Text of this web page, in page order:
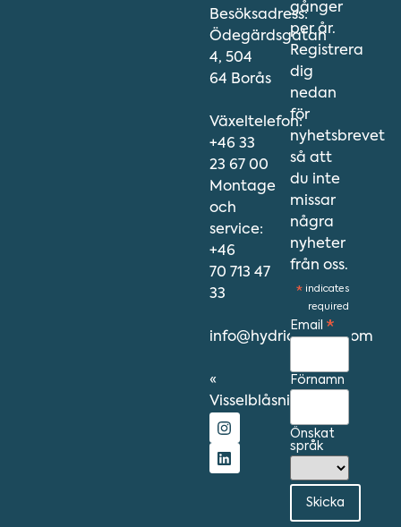
Besöksadress:
Ödegärdsgatan
4, 504
64 Borås
Växeltelefon:
+46 33
23 67 00
Montage
och
service:
+46
70 713 47
33
info@hydriawater.com
«
Visselblåsning
gånger
per år.
Registrera
dig
nedan
för
nyhetsbrevet
så att
du inte
missar
några
nyheter
från oss.
* indicates
required
Email *
Förnamn
Önskat
språk